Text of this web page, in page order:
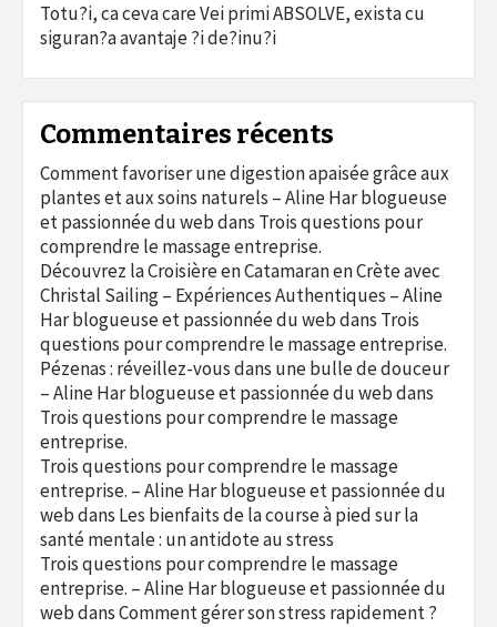
Totu?i, ca ceva care Vei primi ABSOLVE, exista cu
siguran?a avantaje ?i de?inu?i
Commentaires récents
Comment favoriser une digestion apaisée grâce aux
plantes et aux soins naturels – Aline Har blogueuse
et passionnée du webdans Trois questions pour
comprendre le massage entreprise.
Découvrez la Croisière en Catamaran en Crète avec
Christal Sailing – Expériences Authentiques – Aline
Har blogueuse et passionnée du webdans Trois
questions pour comprendre le massage entreprise.
Pézenas : réveillez-vous dans une bulle de douceur
– Aline Har blogueuse et passionnée du webdans
Trois questions pour comprendre le massage
entreprise.
Trois questions pour comprendre le massage
entreprise. – Aline Har blogueuse et passionnée du
webdans Les bienfaits de la course à pied sur la
santé mentale : un antidote au stress
Trois questions pour comprendre le massage
entreprise. – Aline Har blogueuse et passionnée du
webdansComment gérer son stress rapidement ?